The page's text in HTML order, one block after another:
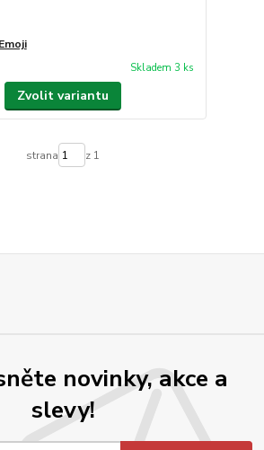
Skladem 3 ks
Zvolit variantu
strana z 1
novinky, akce a
slevy!